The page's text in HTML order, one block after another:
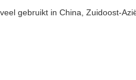
gebruikt in China, Zuidoost-